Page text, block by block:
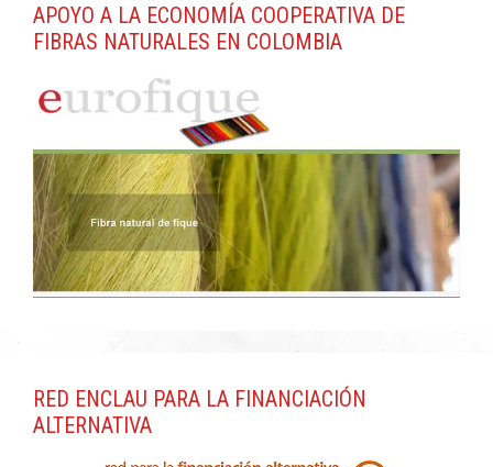
APOYO A LA ECONOMÍA COOPERATIVA DE
FIBRAS NATURALES EN COLOMBIA
RED ENCLAU PARA LA FINANCIACIÓN
ALTERNATIVA